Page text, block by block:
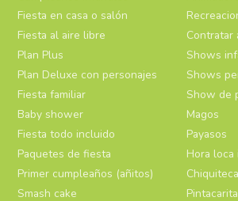
Fiesta en casa o salón
Fiesta al aire libre
Plan Plus
Plan Deluxe con personajes
Fiesta familiar
Baby shower
Fiesta todo incluido
Paquetes de fiesta
Primer cumpleaños (añitos)
Smash cake
Contratar
Shows
Shows
Show de
Magos
Payasos
Hora